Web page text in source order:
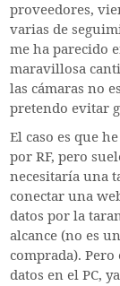
proveedores,
varias de
me ha parecido
maravillosa
las cámaras no
pretendo evitar
El caso es que
por RF, pero
necesitaría una
conectar una
datos por la
alcance (no es
comprada).
datos en el PC,